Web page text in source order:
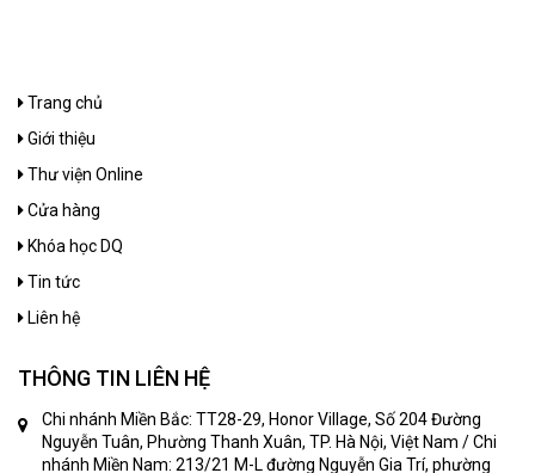
Trang chủ
Giới thiệu
Thư viện Online
Cửa hàng
Khóa học DQ
Tin tức
Liên hệ
THÔNG TIN LIÊN HỆ
Chi nhánh Miền Bắc: TT28-29, Honor Village, Số 204 Đường
Nguyễn Tuân, Phường Thanh Xuân, TP. Hà Nội, Việt Nam / Chi
nhánh Miền Nam: 213/21 M-L đường Nguyễn Gia Trí, phường